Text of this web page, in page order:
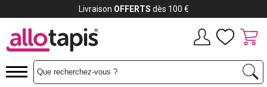
Payez jusqu'à12x